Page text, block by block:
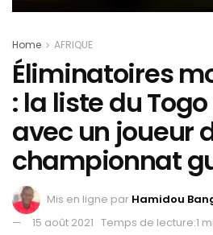
Home AFRIQUE
Éliminatoires
: la liste du
avec un joueur
championnat
Mis en ligne par Hamidou
15 août 2021 Temps de lecture:1